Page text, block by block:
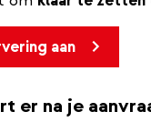
aan
er na je